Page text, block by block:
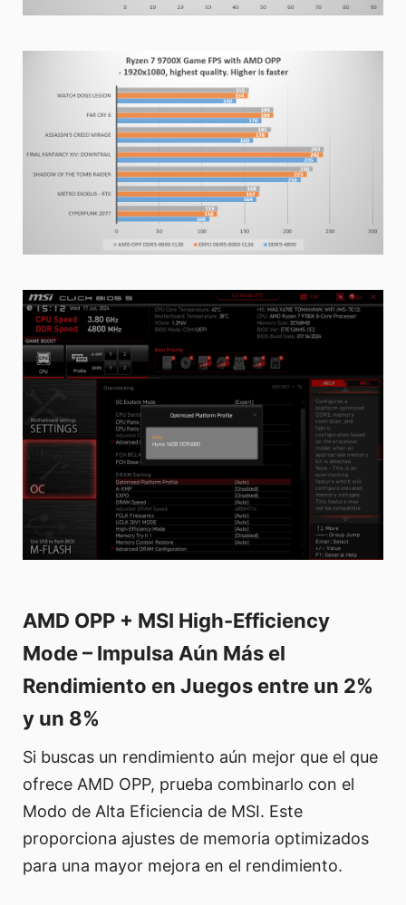
AMD OPP + MSI High-Efficiency
Mode – Impulsa Aún Más el
Rendimiento en Juegos entre un 2%
y un 8%
Si buscas un rendimiento aún mejor que el que
ofrece AMD OPP, prueba combinarlo con el
Modo de Alta Eficiencia de MSI. Este
proporciona ajustes de memoria optimizados
para una mayor mejora en el rendimiento.